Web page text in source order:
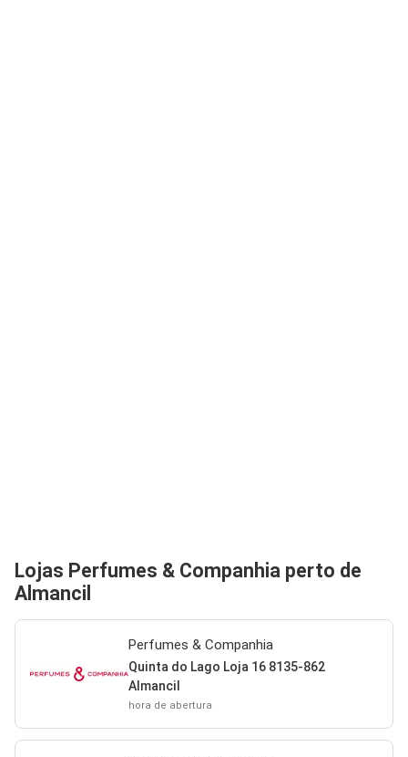
Lojas Perfumes & Companhia perto de
Almancil
Perfumes & Companhia
Quinta do Lago Loja 16 8135-862
Almancil
hora de abertura